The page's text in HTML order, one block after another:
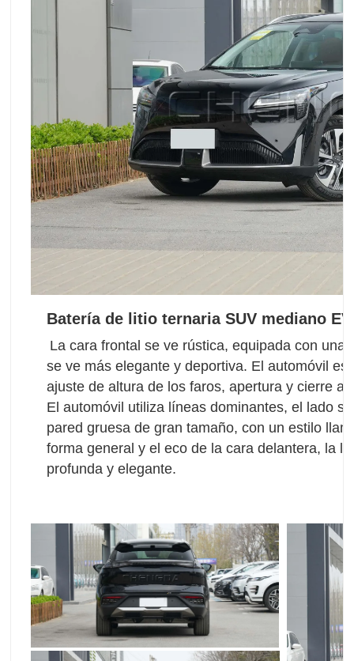
Batería de litio ternariaSUV mediano
La cara frontal se ve rústica, equipada con
se ve más elegante y deportiva. El automóvil
ajuste de altura de los faros, apertura y cierre
El automóvil utiliza líneas dominantes, el lado
pared gruesa de gran tamaño, con un estilo
forma general y el eco de la cara delantera, la
profunda y elegante.